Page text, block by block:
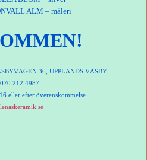
ALM – måleri
36, UPPLANDS VÄSBY
212 4987
eller efter överenskommelse